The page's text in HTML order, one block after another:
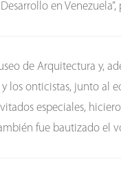
en
de Arquitectura y,
los onticistas, junto al
especiales,
fue bautizado